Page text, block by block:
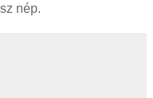
nép.